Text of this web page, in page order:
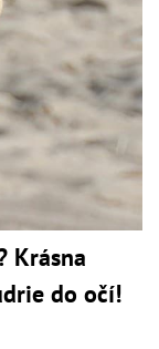
Krásna
do očí!